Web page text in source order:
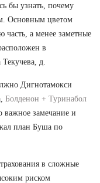
бы узнать, почему
Основным цветом
часть, а менее заметные
в
д.
Дигнотамокси
Болденон + Туринабол
важное замечание и
план Буша по
в сложные
риском